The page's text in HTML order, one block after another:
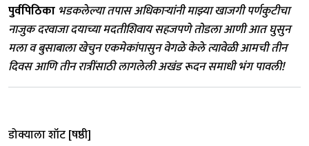
पुर्वपिठिका भडकलेल्या तपास अधिकाऱ्यांनी माझ्या खाजगी पर्णकुटीचा
नाजुक दरवाजा दयाच्या मदतीशिवाय सहजपणे तोडला आणी आत घुसुन
मला व बुसाबाला खेचुन एकमेकांपासुन वेगळे केले त्यावेळी आमची तीन
दिवस आणि तीन रात्रींसाठी लागलेली अखंड रूदन समाधी भंग पावली!
डोक्याला शॉट [षष्ठी]